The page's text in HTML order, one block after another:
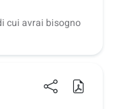
cui avrai bisogno